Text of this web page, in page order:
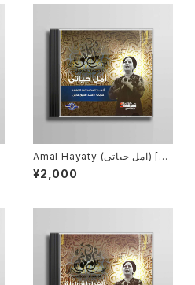
Amal Hayaty (امل حياتى) [S
C-002]
¥2,000